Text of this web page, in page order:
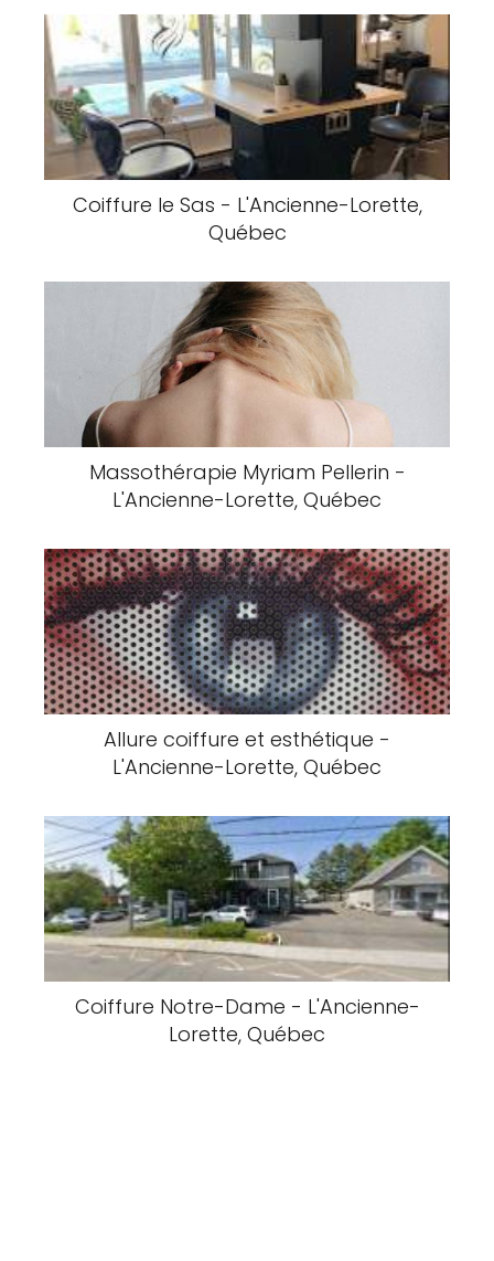
Coiffure le Sas - L'Ancienne-Lorette,
Québec
Massothérapie Myriam Pellerin -
L'Ancienne-Lorette, Québec
Allure coiffure et esthétique -
L'Ancienne-Lorette, Québec
Coiffure Notre-Dame - L'Ancienne-
Lorette, Québec